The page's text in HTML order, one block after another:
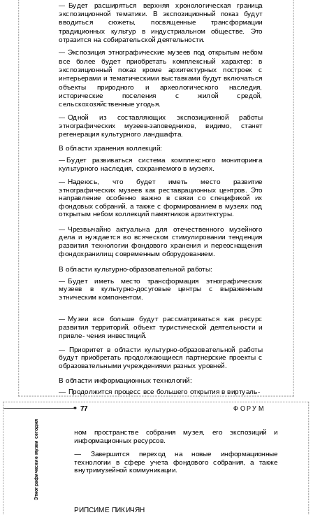
— Будет расширяться верхняя хронологическая граница
экспозиционной тематики. В экспозиционный показ будут
вводиться сюжеты, посвященные трансформации
традиционных культур в индустриальном обществе. Это
отразится на собирательской деятельности.
— Экспозиция этнографические музеев под открытым небом
все более будет приобретать комплексный характер: в
экспозиционный показ кроме архитектурных построек с
интерьерами и тематическими выставками будут включаться
объекты природного и археологического наследия,
исторические поселения с жилой средой,
сельскохозяйственные угодья.
— Одной из составляющих экспозиционной работы
этнографическихмузеев-заповедников, видимо, станет
регенерация культурного ландшафта.
В области хранения коллекций:
— Будет развиваться система комплексного мониторинга
культурного наследия, сохраняемого в музеях.
— Надеюсь, что будет иметь место развитие
этнографических музеев как реставрационных центров. Это
направление особенно важно в связи со спецификой их
фондовых собраний, а также с формированием в музеях под
открытым небом коллекций памятников архитектуры.
— Чрезвычайно актуальна для отечественного музейного
дела и нуждается во всяческом стимулировании тенденция
развития технологии фондового хранения и переоснащения
фондохранилищ современным оборудованием.
В области культурно-образовательной работы:
— Будет иметь место трансформация этнографических
музеев в культурно-досуговые центры с выраженным
этническим компонентом.
— Музеи все больше будут рассматриваться как ресурс
развития территорий, объект туристической деятельности и
привле- чения инвестиций.
— Приоритет в области культурно-образовательной работы
будут приобретать продолжающиеся партнерские проекты с
образовательными учреждениями разных уровней.
В области информационных технологий:
— Продолжится процесс все большего открытия в виртуаль-
77
Ф О Р У М
Этнографические музеи сегодня
ном пространстве собрания музея, его экспозиций и
информационных ресурсов.
— Завершится переход на новые информационные
технологии в сфере учета фондового собрания, а также
внутримузейной коммуникации.
РИПСИМЕ ПИКИЧЯН